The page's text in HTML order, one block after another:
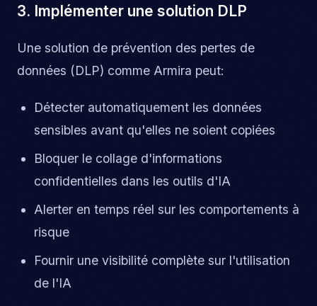
3. Implémenter une solution DLP
Une solution de prévention des pertes de
données (DLP) comme Armira peut:
Détecter automatiquement les données
sensibles avant qu'elles ne soient copiées
Bloquer le collage d'informations
confidentielles dans les outils d'IA
Alerter en temps réel sur les comportements à
risque
Fournir une visibilité complète sur l'utilisation
de l'IA